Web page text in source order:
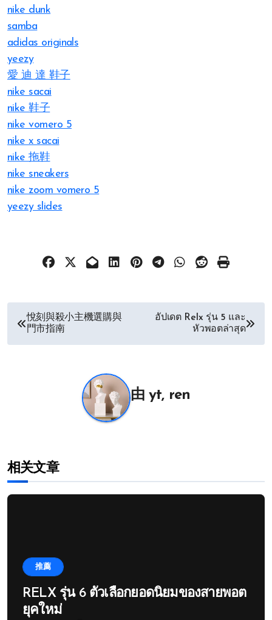
nike dunk
samba
adidas originals
yeezy
愛 迪 達 鞋子
nike sacai
nike 鞋子
nike vomero 5
nike x sacai
nike 拖鞋
nike sneakers
nike zoom vomero 5
yeezy slides
文
章
悅刻與殺小主機選購與
門市指南
อัปเดต Relx รุ่น 5 และ
หัวพอตล่าสุด
由yt, ren
相关文章
推薦
RELX รุ่น 6 ตัวเลือกยอดนิยมของสายพอต
ยุคใหม่